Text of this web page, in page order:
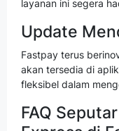
layanan ini segera
Update
Fastpay terus
akan tersedia di
fleksibel dalam
FAQ